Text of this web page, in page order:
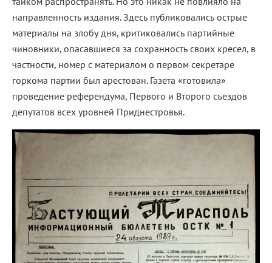
направленность издания. Здесь публиковались острые
материалы на злобу дня, критиковались партийные
чиновники, опасавшиеся за сохранность своих кресел, в
частности, номер с материалом о первом секретаре
горкома партии был арестован. Газета «готовила»
проведение референдума, Первого и Второго съездов
депутатов всех уровней Приднестровья.